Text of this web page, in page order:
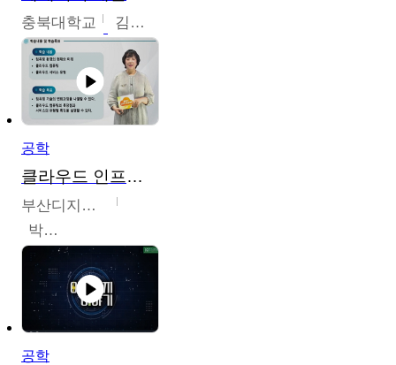
충북대학교 김영재,최진섭,한성수,한요셉,윤문수,박유세,강동우,박민준,이동주,조채용
공학
클라우드 인프라 구축 및 활용
부산디지털대학교
박수현
공학